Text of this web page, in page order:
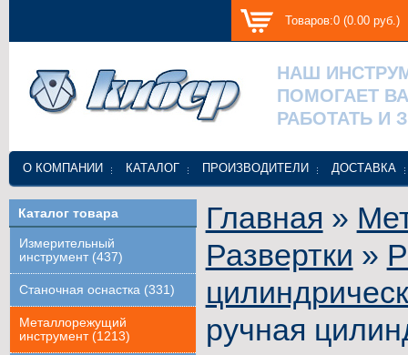
Товаров:0 (0.00 руб.)
НАШ
ПОМОГАЕТ
РАБОТАТЬ И
О КОМПАНИИ КАТАЛОГ ПРОИЗВОДИТЕЛИ ДОСТАВКА
Каталог товара
Измерительный
инструмент (437)
Станочная оснастка (331)
Металлорежущий
инструмент (1213)
Главная »
Развертки »
ручная